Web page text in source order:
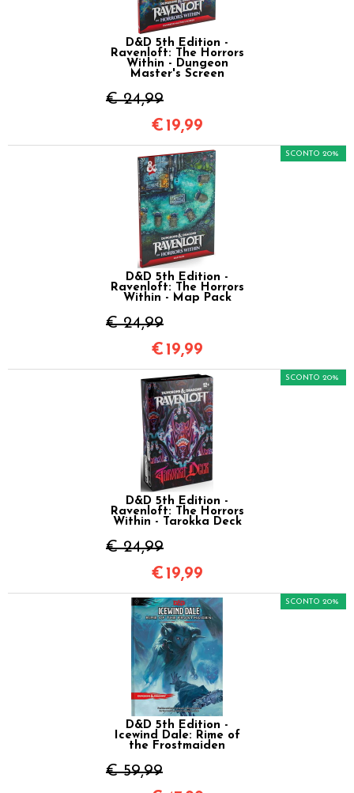
D&D 5th Edition -
Ravenloft: The Horrors
Within - Dungeon
Master's Screen
€ 24,99
€ 19,99
D&D 5th Edition -
Ravenloft: The Horrors
Within - Map Pack
€ 24,99
SCONTO 20%
€ 19,99
D&D 5th Edition -
Ravenloft: The Horrors
Within - Tarokka Deck
€ 24,99
SCONTO 20%
€ 19,99
D&D 5th Edition -
Icewind Dale: Rime of
the Frostmaiden
€ 59,99
SCONTO 20%